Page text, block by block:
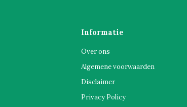
Informatie
Over ons
Algemene voorwaarden
Disclaimer
Privacy Policy